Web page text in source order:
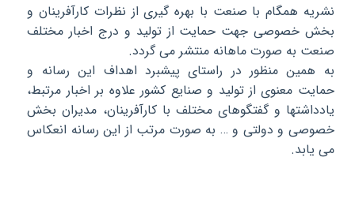
نشریه همگام با صنعت با بهره گیری از نظرات کارآفرینان و
بخش خصوصی جهت حمایت از تولید و درج اخبار مختلف
صنعت به صورت ماهانه منتشر می گردد.
به همین منظور در راستای پیشبرد اهداف این رسانه و
حمایت معنوی از تولید و صنایع کشور علاوه بر اخبار مرتبط،
یادداشتها و گفتگوهای مختلف با کارآفرینان، مدیران بخش
خصوصی و دولتی و … به صورت مرتب از این رسانه انعکاس
می یابد.